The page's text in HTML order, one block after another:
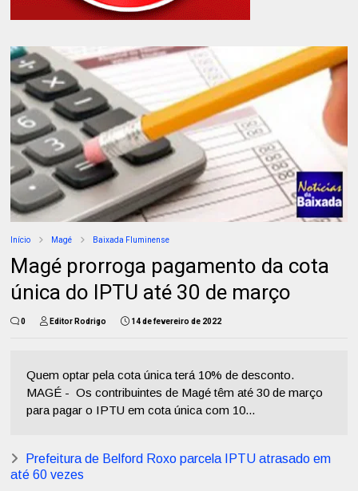
Início Magé Baixada Fluminense
Magé prorroga pagamento da cota
única do IPTU até 30 de março
0 Editor Rodrigo 14 de fevereiro de 2022
Quem optar pela cota única terá 10% de desconto.
MAGÉ - Os contribuintes de Magé têm até 30 de março
para pagar o IPTU em cota única com 10...
Prefeitura de Belford Roxo parcela IPTU atrasado em
até 60 vezes